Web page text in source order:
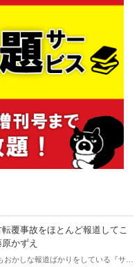
覆事故をほとんど報道してこ
かずえ
おかしな報道ばかりをしている『サン